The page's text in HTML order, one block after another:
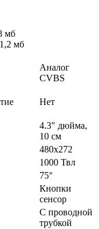
мб
мб
Аналог
CVBS
Нет
4.3" дюйма,
10 см
480x272
1000 Твл
75°
Кнопки
сенсор
С проводной
трубкой